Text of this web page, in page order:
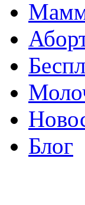
Блог